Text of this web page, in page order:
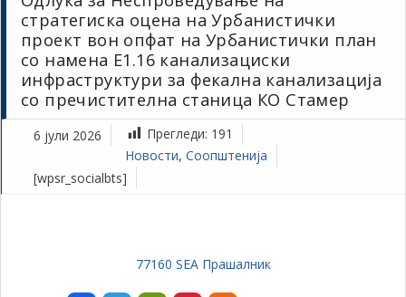
стратегиска оцена на Урбанистички
проект вон опфат на Урбанистички план
со намена Е1.16 канализациски
инфраструктури за фекална канализација
со пречистителна станица КО Стамер
6 јули 2026 Прегледи: 191
Новости, Соопштенија
[wpsr_socialbts]
77160 SEA Прашалник